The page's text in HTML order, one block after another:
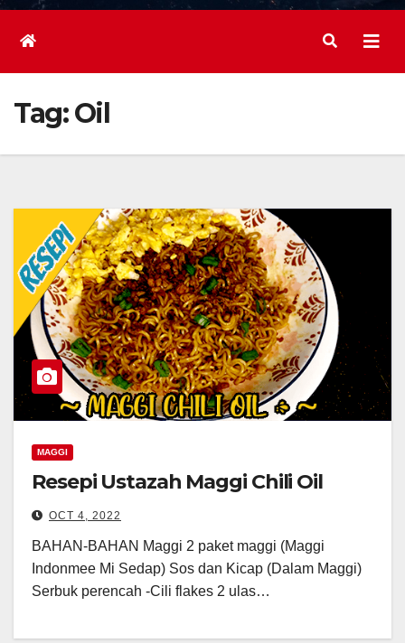
Tag:Oil
MAGGI
Resepi Ustazah Maggi Chili Oil
OCT 4, 2022
BAHAN-BAHAN Maggi 2 paket maggi (Maggi
Indonmee Mi Sedap) Sos dan Kicap (Dalam Maggi)
Serbuk perencah -Cili flakes 2 ulas…